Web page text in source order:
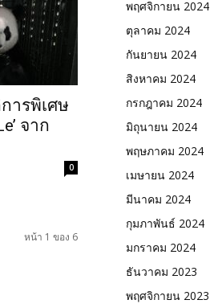
ารพิเศษ
จาก
0
หน้า 1 ของ 6
พฤศจิกายน 2024
ตุลาคม 2024
กันยายน 2024
สิงหาคม 2024
กรกฎาคม 2024
มิถุนายน 2024
พฤษภาคม 2024
เมษายน 2024
มีนาคม 2024
กุมภาพันธ์ 2024
มกราคม 2024
ธันวาคม 2023
พฤศจิกายน 2023